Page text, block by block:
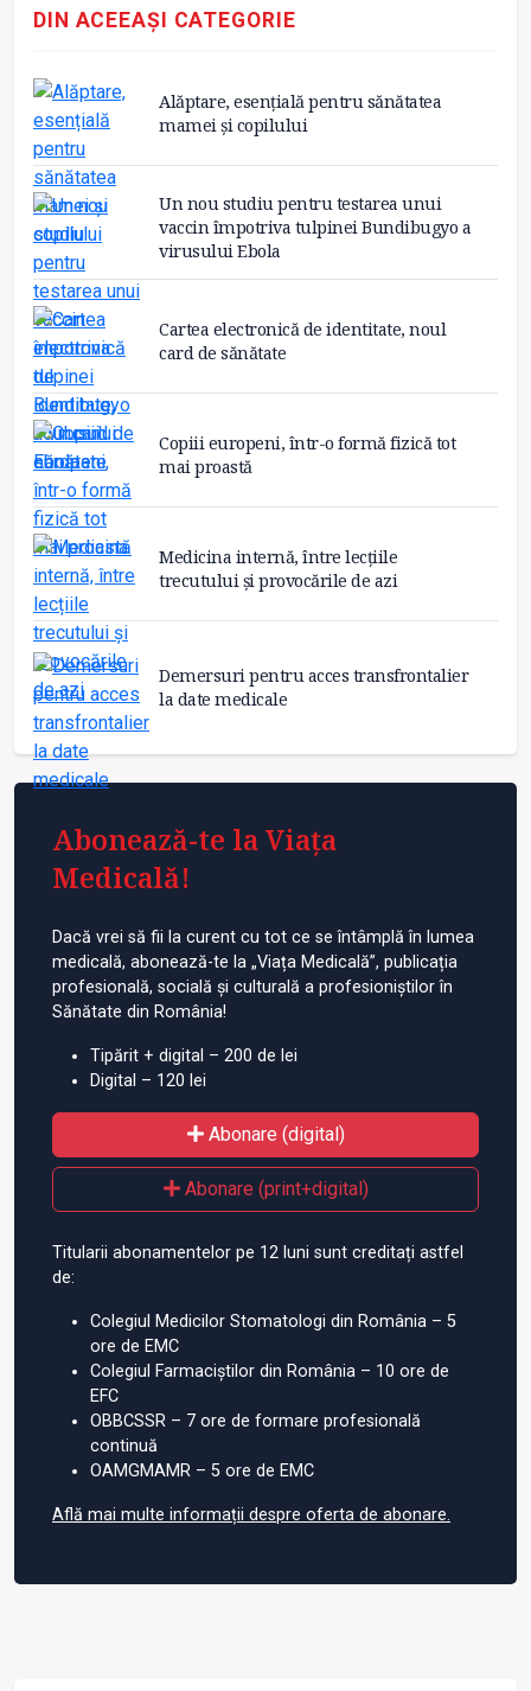
DIN ACEEAȘI CATEGORIE
Alăptare, esențială pentru sănătatea
mamei și copilului
Un nou studiu pentru testarea unui
vaccin împotriva tulpinei Bundibugyo a
virusului Ebola
Cartea electronică de identitate, noul
card de sănătate
Copiii europeni, într-o formă fizică tot
mai proastă
Medicina internă, între lecțiile
trecutului și provocările de azi
Demersuri pentru acces transfrontalier
la date medicale
Abonează-te la Viața
Medicală!
Dacă vrei să fii la curent cu tot ce se întâmplă în lumea
medicală, abonează-te la „Viața Medicală”, publicația
profesională, socială și culturală a profesioniștilor în
Sănătate din România!
Tipărit + digital – 200 de lei
Digital – 120 lei
Abonare (digital)
Abonare (print+digital)
Titularii abonamentelor pe 12 luni sunt creditați astfel
de:
Colegiul Medicilor Stomatologi din România – 5
ore de EMC
Colegiul Farmaciștilor din România – 10 ore de
EFC
OBBCSSR – 7 ore de formare profesională
continuă
OAMGMAMR – 5 ore de EMC
Află mai multe informații despre oferta de abonare.